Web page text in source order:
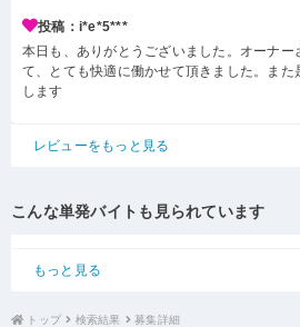
投稿：i*e*5***
本日も、ありがとうございました。オーナ
て、とても快適に働かせて頂きました。ま
します
レビューをもっと見る
こんな単発バイトも見られています
もっと見る
トップ 検索結果 募集詳細